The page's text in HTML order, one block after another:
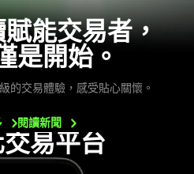
賦能交易者，
是開始。
的交易體驗，感受貼心關懷。
閱讀新聞
易平台